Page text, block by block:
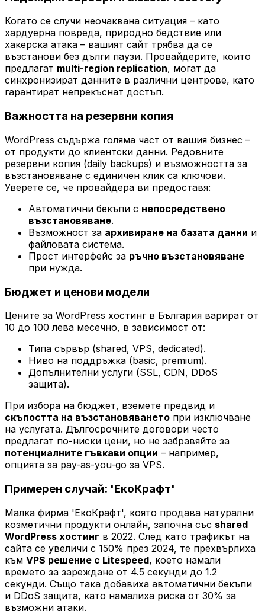
Когато се случи неочаквана ситуация – като
хардуерна повреда, природно бедствие или
хакерска атака – вашият сайт трябва да се
възстанови без дълги паузи. Провайдерите, които
предлагат multi-region replication, могат да
синхронизират данните в различни центрове, като
гарантират непрекъснат достъп.
Важността на резервни копия
WordPress съдържа голяма част от вашия бизнес –
от продукти до клиентски данни. Редовните
резервни копия (daily backups) и възможността за
възстановяване с единичен клик са ключови.
Уверете се, че провайдера ви предоставя:
Автоматични бекъпи с непосредствено
възстановяване.
Възможност за архивиране на базата данни и
файловата система.
Прост интерфейс за ръчно възстановяване
при нужда.
Бюджет и ценови модели
Цените за WordPress хостинг в България варират от
10 до 100 лева месечно, в зависимост от:
Типа сървър (shared, VPS, dedicated).
Ниво на поддръжка (basic, premium).
Допълнителни услуги (SSL, CDN, DDoS
защита).
При избора на бюджет, вземете предвид и
скъпостта на възстановяването при изключване
на услугата. Дългосрочните договори често
предлагат по-ниски цени, но не забравяйте за
потенциалните гъвкави опции – например,
опцията за pay-as-you-go за VPS.
Примерен случай: 'ЕкоКрафт'
Малка фирма 'ЕкоКрафт', която продава натурални
козметични продукти онлайн, започна със shared
WordPress хостинг в 2022. След като трафикът на
сайта се увеличи с 150% през 2024, те прехвърлиха
към VPS решение с Litespeed, което намали
времето за зареждане от 4.5 секунди до 1.2
секунди. Също така добавиха автоматични бекъпи
и DDoS защита, като намалиха риска от 30% за
възможни атаки.